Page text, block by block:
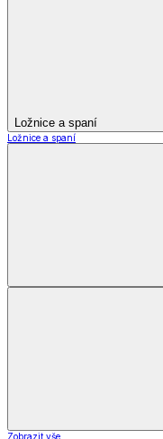
Ložnice a spaní
Ložnice a spaní
Zobrazit vše